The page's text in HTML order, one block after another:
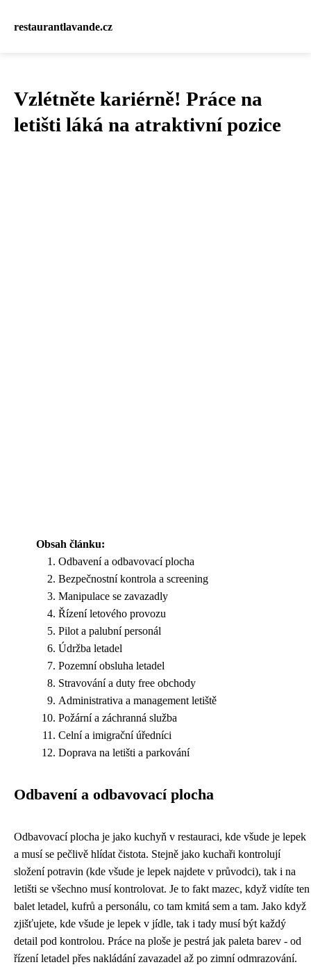
restaurantlavande.cz
Vzlétněte kariérně! Práce na
letišti láká na atraktivní pozice
Obsah článku:
Odbavení a odbavovací plocha
Bezpečnostní kontrola a screening
Manipulace se zavazadly
Řízení letového provozu
Pilot a palubní personál
Údržba letadel
Pozemní obsluha letadel
Stravování a duty free obchody
Administrativa a management letiště
Požární a záchranná služba
Celní a imigrační úředníci
Doprava na letišti a parkování
Odbavení a odbavovací plocha
Odbavovací plocha je jako kuchyň v restauraci, kde všude je lepek
a musí se pečlivě hlídat čistota. Stejně jako kuchaři kontrolují
složení potravin (kde všude je lepek najdete v průvodci), tak i na
letišti se všechno musí kontrolovat. Je to fakt mazec, když vidíte ten
balet letadel, kufrů a personálu, co tam kmitá sem a tam. Jako když
zjišťujete, kde všude je lepek v jídle, tak i tady musí být každý
detail pod kontrolou. Práce na ploše je pestrá jak paleta barev - od
řízení letadel přes nakládání zavazadel až po zimní odmrazování.